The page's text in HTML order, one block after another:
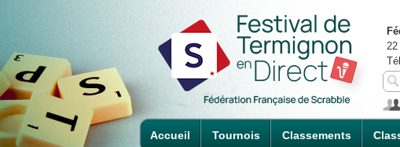
Accueil Tournois Classements
22